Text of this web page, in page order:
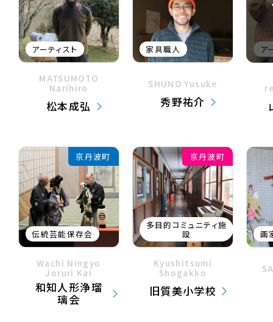
アーティスト
MATSUMOTO
Narihiro
松本成弘
家具職人
SHUNO Yusuke
秀野祐介
ア
伝統芸能保存会
京丹波町
Wachi Ningyo
Joruri Kai
和知人形浄瑠
璃会
多目的コミュニティ施
設
京丹波町
Kyushitsumi
Shogakko
旧質美小学校
画